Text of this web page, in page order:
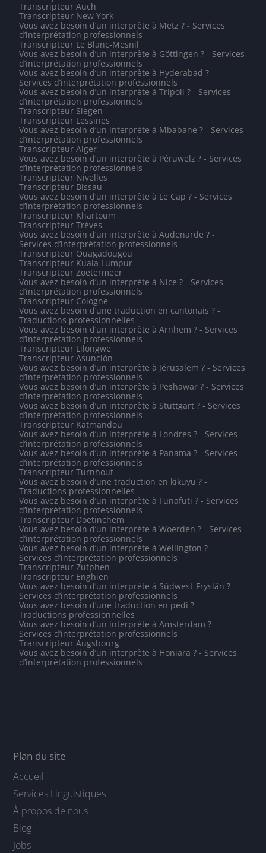
Transcripteur Auch
Transcripteur New York
Vous avez besoin d’un interprète à Metz ? - Services
d’interprétation professionnels
Transcripteur Le Blanc-Mesnil
Vous avez besoin d’un interprète à Göttingen ? - Services
d’interprétation professionnels
Vous avez besoin d’un interprète à Hyderabad ? -
Services d’interprétation professionnels
Vous avez besoin d’un interprète à Tripoli ? - Services
d’interprétation professionnels
Transcripteur Siegen
Transcripteur Lessines
Vous avez besoin d’un interprète à Mbabane ? - Services
d’interprétation professionnels
Transcripteur Alger
Vous avez besoin d’un interprète à Péruwelz ? - Services
d’interprétation professionnels
Transcripteur Nivelles
Transcripteur Bissau
Vous avez besoin d’un interprète à Le Cap ? - Services
d’interprétation professionnels
Transcripteur Khartoum
Transcripteur Trèves
Vous avez besoin d’un interprète à Audenarde ? -
Services d’interprétation professionnels
Transcripteur Ouagadougou
Transcripteur Kuala Lumpur
Transcripteur Zoetermeer
Vous avez besoin d’un interprète à Nice ? - Services
d’interprétation professionnels
Transcripteur Cologne
Vous avez besoin d’une traduction en cantonais ? -
Traductions professionnelles
Vous avez besoin d’un interprète à Arnhem ? - Services
d’interprétation professionnels
Transcripteur Lilongwe
Transcripteur Asunción
Vous avez besoin d’un interprète à Jérusalem ? - Services
d’interprétation professionnels
Vous avez besoin d’un interprète à Peshawar ? - Services
d’interprétation professionnels
Vous avez besoin d’un interprète à Stuttgart ? - Services
d’interprétation professionnels
Transcripteur Katmandou
Vous avez besoin d’un interprète à Londres ? - Services
d’interprétation professionnels
Vous avez besoin d’un interprète à Panama ? - Services
d’interprétation professionnels
Transcripteur Turnhout
Vous avez besoin d’une traduction en kikuyu ? -
Traductions professionnelles
Vous avez besoin d’un interprète à Funafuti ? - Services
d’interprétation professionnels
Transcripteur Doetinchem
Vous avez besoin d’un interprète à Woerden ? - Services
d’interprétation professionnels
Vous avez besoin d’un interprète à Wellington ? -
Services d’interprétation professionnels
Transcripteur Zutphen
Transcripteur Enghien
Vous avez besoin d’un interprète à Súdwest-Fryslân ? -
Services d’interprétation professionnels
Vous avez besoin d’une traduction en pedi ? -
Traductions professionnelles
Vous avez besoin d’un interprète à Amsterdam ? -
Services d’interprétation professionnels
Transcripteur Augsbourg
Vous avez besoin d’un interprète à Honiara ? - Services
d’interprétation professionnels
Plan du site
Accueil
Services Linguistiques
À propos de nous
Blog
Jobs